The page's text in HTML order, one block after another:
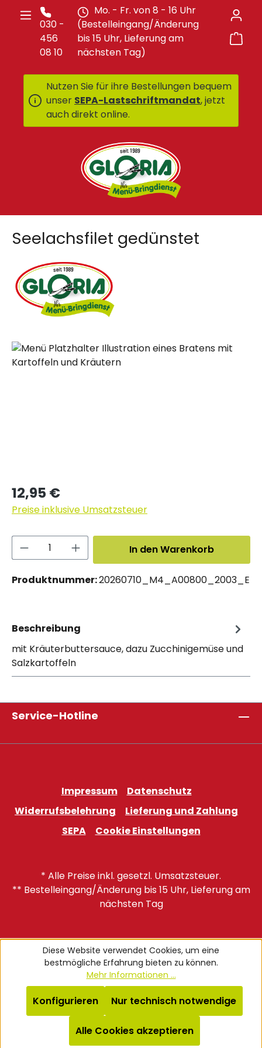
Zum Hauptinhalt springen
030 -
456
08 10
Mo. - Fr. von 8 - 16 Uhr
(Bestelleingang/Änderung
bis 15 Uhr, Lieferung am
nächsten Tag)
Nutzen Sie für ihre Bestellungen bequem
unser SEPA-Lastschriftmandat, jetzt
auch direkt online.
Seelachsfilet gedünstet
Bildergalerie überspringen
Regulärer Preis:
12,95 €
Preise inklusive Umsatzsteuer
Produkt Anzahl: Gib den
In den Warenkorb
Produktnummer:20260710_M4_A00800_2003_E
Beschreibung
mit Kräuterbuttersauce, dazu Zucchinigemüse und
Salzkartoffeln
Service-Hotline
Impressum
Datenschutz
Widerrufsbelehrung
Lieferung und Zahlung
SEPA
Cookie Einstellungen
* Alle Preise inkl. gesetzl. Umsatzsteuer.
** Bestelleingang/Änderung bis 15 Uhr, Lieferung am
nächsten Tag
Diese Website verwendet Cookies, um eine
bestmögliche Erfahrung bieten zu können.
Mehr Informationen ...
Nur technisch notwendige
Konfigurieren
Alle Cookies akzeptieren